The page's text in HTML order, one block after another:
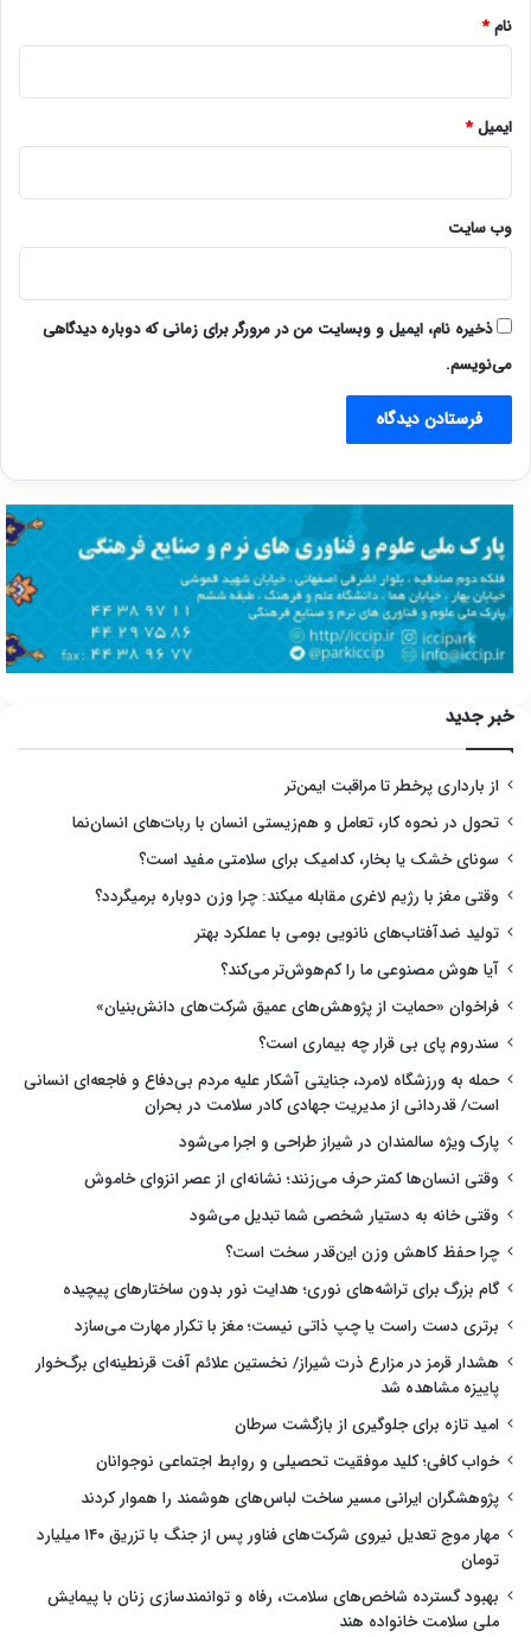
نام*
ایمیل*
وب‌ سایت
ذخیره نام، ایمیل و وبسایت من در مرورگر برای زمانی که دوباره دیدگاهی
می‌نویسم.
خبر جدید
از بارداری پرخطر تا مراقبت ایمن‌تر
تحول در نحوه کار، تعامل و هم‌زیستی انسان با ربات‌های انسان‌نما
سونای خشک یا بخار، کدامیک برای سلامتی مفید است؟
وقتی مغز با رژیم لاغری مقابله میکند: چرا وزن دوباره برمیگردد؟
تولید ضدآفتاب‌های نانویی بومی با عملکرد بهتر
آیا هوش مصنوعی ما را کم‌هوش‌تر می‌کند؟
فراخوان «حمایت از پژوهش‌های عمیق شرکت‌های دانش‌بنیان»
سندروم پای بی قرار چه بیماری است؟
حمله به ورزشگاه لامرد، جنایتی آشکار علیه مردم بی‌دفاع و فاجعه‌ای انسانی
است/ قدردانی از مدیریت جهادی کادر سلامت در بحران
پارک ویژه سالمندان در شیراز طراحی و اجرا می‌شود
وقتی انسان‌ها کمتر حرف می‌زنند؛ نشانه‌ای از عصر انزوای خاموش
وقتی خانه به دستیار شخصی شما تبدیل می‌شود
چرا حفظ کاهش وزن این‌قدر سخت است؟
گام بزرگ برای تراشه‌های نوری؛ هدایت نور بدون ساختارهای پیچیده
برتری دست راست یا چپ ذاتی نیست؛ مغز با تکرار مهارت می‌سازد
هشدار قرمز در مزارع ذرت شیراز/ نخستین علائم آفت قرنطینه‌ای برگ‌خوار
پاییزه مشاهده شد
امید تازه برای جلوگیری از بازگشت سرطان
خواب کافی؛ کلید موفقیت تحصیلی و روابط اجتماعی نوجوانان
پژوهشگران ایرانی مسیر ساخت لباس‌های هوشمند را هموار کردند
مهار موج تعدیل نیروی شرکت‌های فناور پس از جنگ با تزریق ۱۴۰ میلیارد
تومان
بهبود گسترده شاخص‌های سلامت، رفاه و توانمندسازی زنان با پیمایش
ملی سلامت خانواده هند